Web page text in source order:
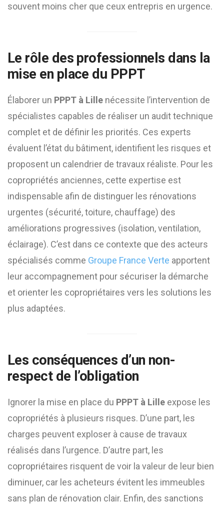
souvent moins cher que ceux entrepris en urgence.
Le rôle des professionnels dans la
mise en place du PPPT
Élaborer un PPPT à Lille nécessite l’intervention de
spécialistes capables de réaliser un audit technique
complet et de définir les priorités. Ces experts
évaluent l’état du bâtiment, identifient les risques et
proposent un calendrier de travaux réaliste. Pour les
copropriétés anciennes, cette expertise est
indispensable afin de distinguer les rénovations
urgentes (sécurité, toiture, chauffage) des
améliorations progressives (isolation, ventilation,
éclairage). C’est dans ce contexte que des acteurs
spécialisés comme Groupe France Verte apportent
leur accompagnement pour sécuriser la démarche
et orienter les copropriétaires vers les solutions les
plus adaptées.
Les conséquences d’un non-
respect de l’obligation
Ignorer la mise en place du PPPT à Lille expose les
copropriétés à plusieurs risques. D’une part, les
charges peuvent exploser à cause de travaux
réalisés dans l’urgence. D’autre part, les
copropriétaires risquent de voir la valeur de leur bien
diminuer, car les acheteurs évitent les immeubles
sans plan de rénovation clair. Enfin, des sanctions